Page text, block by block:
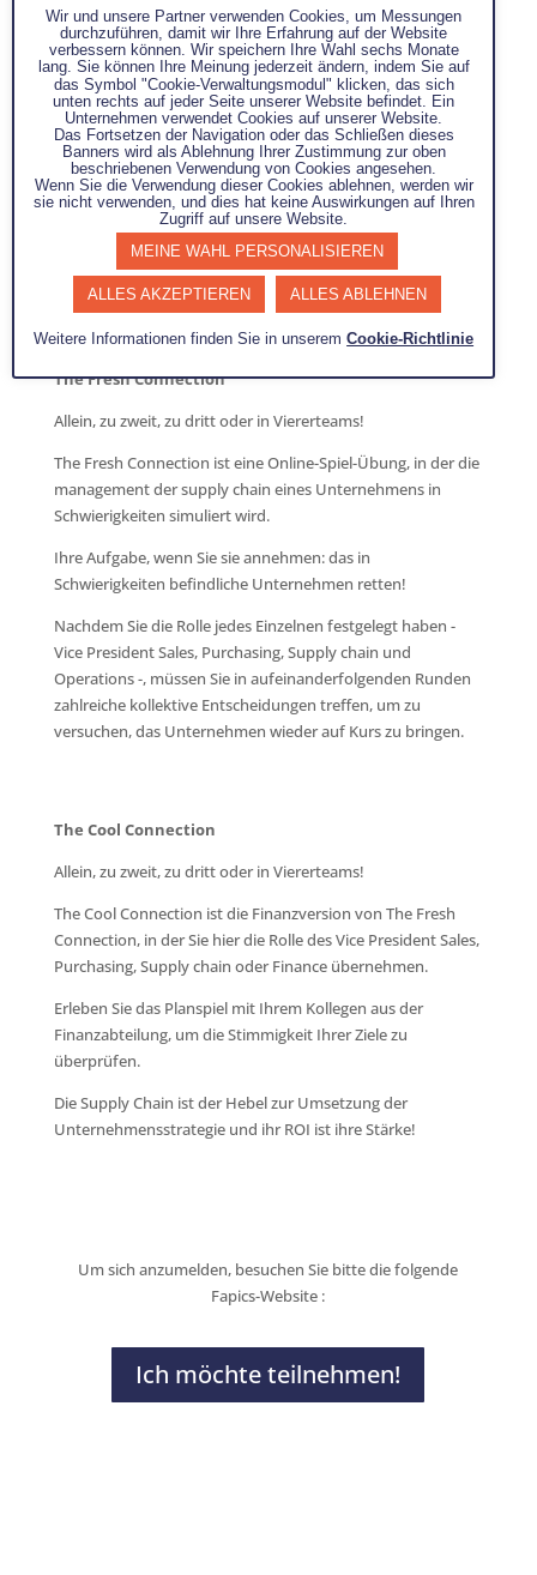
08H30 - Begrüßungs-Café
09H00 - Spielvorstellung und Tipps
10H00 - Erste Runde
12H30 - Break mit Mittagspause
14H00 - Zweite Runde
15H00 - Dritte Runde und Debriefing
17H00 - Ende
Achtung: Vergiss deinen Laptop und dein Ladegerät nicht,
um spielen zu können!
The Fresh Connection
Allein, zu zweit, zu dritt oder in Viererteams!
The Fresh Connection ist eine Online-Spiel-Übung, in der die
management der supply chain eines Unternehmens in
Schwierigkeiten simuliert wird.
Ihre Aufgabe, wenn Sie sie annehmen: das in
Schwierigkeiten befindliche Unternehmen retten!
Nachdem Sie die Rolle jedes Einzelnen festgelegt haben -
Vice President Sales, Purchasing, Supply chain und
Operations -, müssen Sie in aufeinanderfolgenden Runden
zahlreiche kollektive Entscheidungen treffen, um zu
versuchen, das Unternehmen wieder auf Kurs zu bringen.
The Cool Connection
Allein, zu zweit, zu dritt oder in Viererteams!
The Cool Connection ist die Finanzversion von The Fresh
Connection, in der Sie hier die Rolle des Vice President Sales,
Purchasing, Supply chain oder Finance übernehmen.
Erleben Sie das Planspiel mit Ihrem Kollegen aus der
Finanzabteilung, um die Stimmigkeit Ihrer Ziele zu
überprüfen.
Die Supply Chain ist der Hebel zur Umsetzung der
Unternehmensstrategie und ihr ROI ist ihre Stärke!
Um sich anzumelden, besuchen Sie bitte die folgende
Fapics-Website :
Ich möchte teilnehmen!
Wir und unsere Partner verwenden Cookies, um Messungen
durchzuführen, damit wir Ihre Erfahrung auf der Website
verbessern können. Wir speichern Ihre Wahl sechs Monate
lang. Sie können Ihre Meinung jederzeit ändern, indem Sie auf
das Symbol "Cookie-Verwaltungsmodul" klicken, das sich
unten rechts auf jeder Seite unserer Website befindet. Ein
Unternehmen verwendet Cookies auf unserer Website.
Das Fortsetzen der Navigation oder das Schließen dieses
Banners wird als Ablehnung Ihrer Zustimmung zur oben
beschriebenen Verwendung von Cookies angesehen.
Wenn Sie die Verwendung dieser Cookies ablehnen, werden wir
sie nicht verwenden, und dies hat keine Auswirkungen auf Ihren
Zugriff auf unsere Website.
MEINE WAHL PERSONALISIEREN
ALLES AKZEPTIEREN ALLES ABLEHNEN
Weitere Informationen finden Sie in unseremCookie-Richtlinie